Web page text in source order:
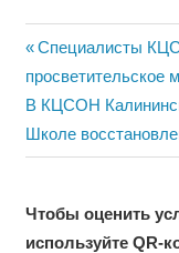
по
записям
Previous
Post:
Специалисты
просветительское
Next
Post:
В КЦСОН
Школе
Чтобы оценить
используйте QR-